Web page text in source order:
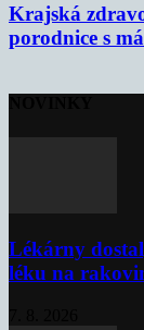
Krajská
porodnice s
Lékárny
léku na